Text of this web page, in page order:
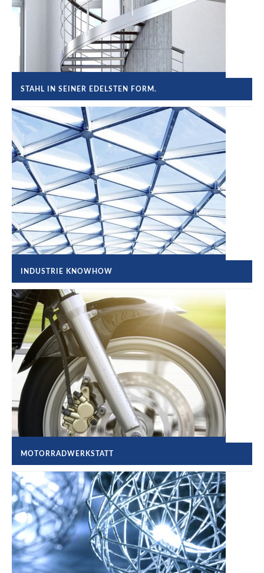
STAHL IN SEINER EDELSTEN FORM.
INDUSTRIE KNOWHOW
MOTORRADWERKSTATT